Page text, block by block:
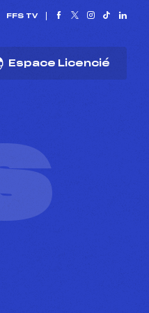
FFS TV
Espace Licencié